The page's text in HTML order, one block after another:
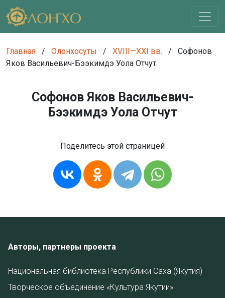
Главная / Олонхосуты / XVIII—XXI вв. /
Софонов
Яков Васильевич-Бээкимдэ Уола Отчут
Софонов Яков Васильевич-
Бээкимдэ Уола Отчут
Поделитесь этой страницей
Авторы, партнеры проекта
Национальная библиотека Республики Саха (Якутия)
Творческое объединение «Культура Якутии»